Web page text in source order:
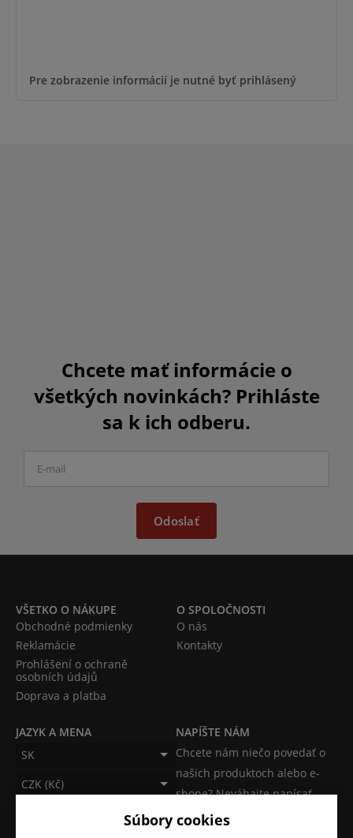
Pre zobrazenie informácií je nutné byť prihlásený
Chcete mať informácie o
všetkých novinkách? Prihláste
sa k ich odberu.
Odoslať
VŠETKO O NÁKUPE
Obchodné podmienky
Reklamácie
Prohlášení o ochraně
osobních údajů
Doprava a platba
O SPOLOČNOSTI
O nás
Kontakty
JAZYK A MENA
SK
CZK (Kč)
NAPÍŠTE NÁM
Chcete nám niečo povedať o
našich produktoch alebo e-
shope? Neváhajte napísať.
Chcem napísať správu
Súbory cookies